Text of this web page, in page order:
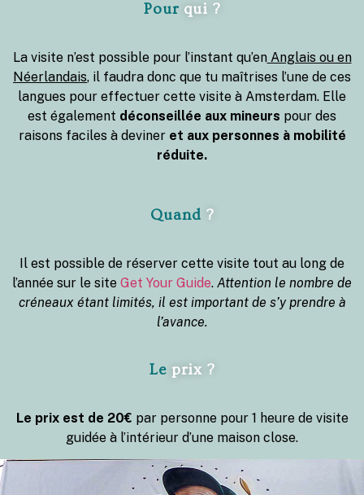
Pour qui ?
La visite n’est possible pour l’instant qu’enAnglais ou en
Néerlandais, il faudra donc que tu maîtrises l’une de ces
langues pour effectuer cette visite à Amsterdam. Elle
est également déconseillée aux mineurs pour des
raisons faciles à devineret aux personnes à mobilité
réduite.
Quand ?
Il est possible de réserver cette visite tout au long de
l’année sur le site Get Your Guide. Attention le nombre de
créneaux étant limités, il est important de s’y prendre à
l’avance.
Le prix ?
Le prix est de 20€ par personne pour 1 heure de visite
guidée à l’intérieur d’une maison close.